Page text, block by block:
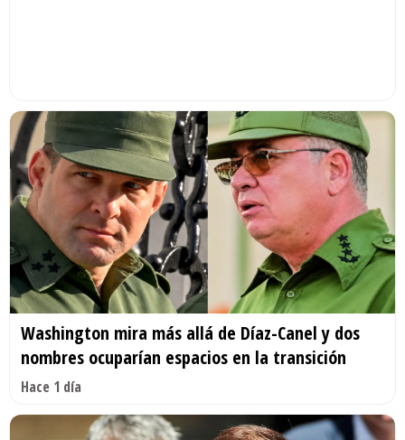
Washington mira más allá de Díaz-Canel y dos
nombres ocuparían espacios en la transición
Hace 1 día